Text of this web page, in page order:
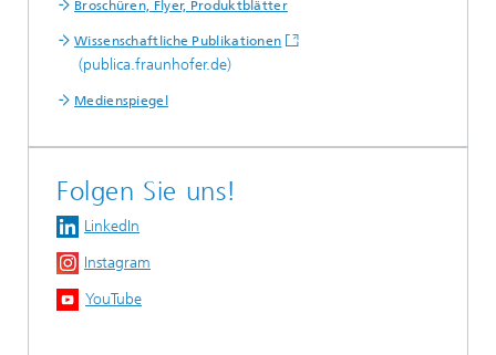
Broschüren, Flyer, Produktblätter
Wissenschaftliche Publikationen
(publica.fraunhofer.de)
Medienspiegel
Folgen Sie uns!
LinkedIn
Instagram
YouTube